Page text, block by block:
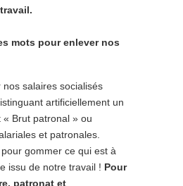
mots pour enlever nos
salaires socialisés
artificiellement un
Brut patronal » ou
et patronales.
gommer ce qui est à
issu de notre travail ! Pour
patronat et